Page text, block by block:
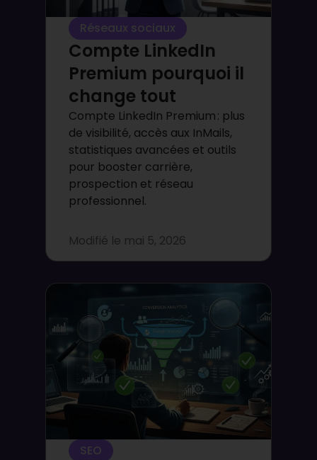
Réseaux sociaux
Compte LinkedIn
Premium pourquoi il
change tout
Compte LinkedIn Premium : plus
de visibilité, accès aux InMails,
statistiques avancées et outils
pour booster carrière,
prospection et réseau
professionnel.
Modifié le mai 5, 2026
SEO